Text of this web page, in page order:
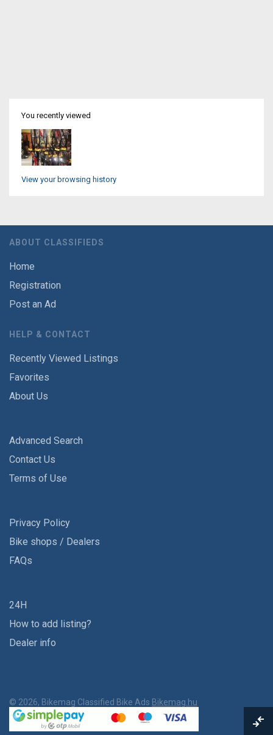
You recently viewed
View your browsing history
ABOUT CLASSIFIEDS
Home
Registration
Post an Ad
HELP & CONTACT
Recently Viewed Listings
Favorites
About Us
Advanced Search
Contact Us
Terms of Use
Privacy Policy
Bike shops / Dealers
FAQs
24H
How to add listing?
Dealer info
© 2026, Bikemag Classified Bike Ads Bikemag.hu